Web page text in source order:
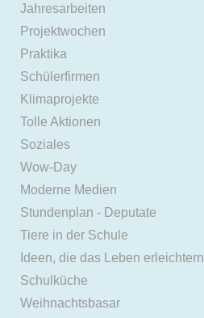
Jahresarbeiten
Projektwochen
Praktika
Schülerfirmen
Klimaprojekte
Tolle Aktionen
Soziales
Wow-Day
Moderne Medien
Stundenplan - Deputate
Tiere in der Schule
Ideen, die das Leben erleichtern
Schulküche
Weihnachtsbasar